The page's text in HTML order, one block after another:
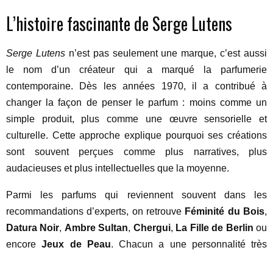
L’histoire fascinante de Serge Lutens
Serge Lutensn’est pas seulement une marque, c’est aussi
le nom d’un créateur qui a marqué la parfumerie
contemporaine. Dès les années 1970, il a contribué à
changer la façon de penser le parfum : moins comme un
simple produit, plus comme une œuvre sensorielle et
culturelle. Cette approche explique pourquoi ses créations
sont souvent perçues comme plus narratives, plus
audacieuses et plus intellectuelles que la moyenne.
Parmi les parfums qui reviennent souvent dans les
recommandations d’experts, on retrouve Féminité du Bois,
Datura Noir, Ambre Sultan, Chergui, La Fille de Berlin ou
encoreJeux de Peau. Chacun a une personnalité très